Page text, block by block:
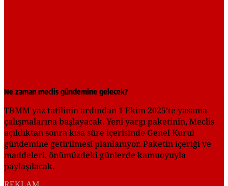
Ne zaman meclis gündemine gelecek?
TBMM yaz tatilinin ardından 1 Ekim 2025’te yasama
çalışmalarına başlayacak. Yeni yargı paketinin, Meclis
açıldıktan sonra kısa süre içerisinde Genel Kurul
gündemine getirilmesi planlanıyor. Paketin içeriği ve
maddeleri, önümüzdeki günlerde kamuoyuyla
paylaşılacak.
REKLAM